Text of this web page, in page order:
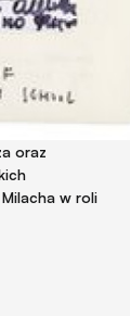
oraz
w roli